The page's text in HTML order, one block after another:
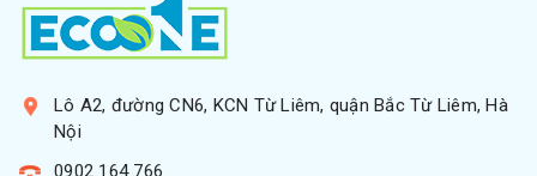
Lô A2, đường CN6, KCN Từ Liêm, quận Bắc Từ Liêm, Hà
Nội
0902 164 766